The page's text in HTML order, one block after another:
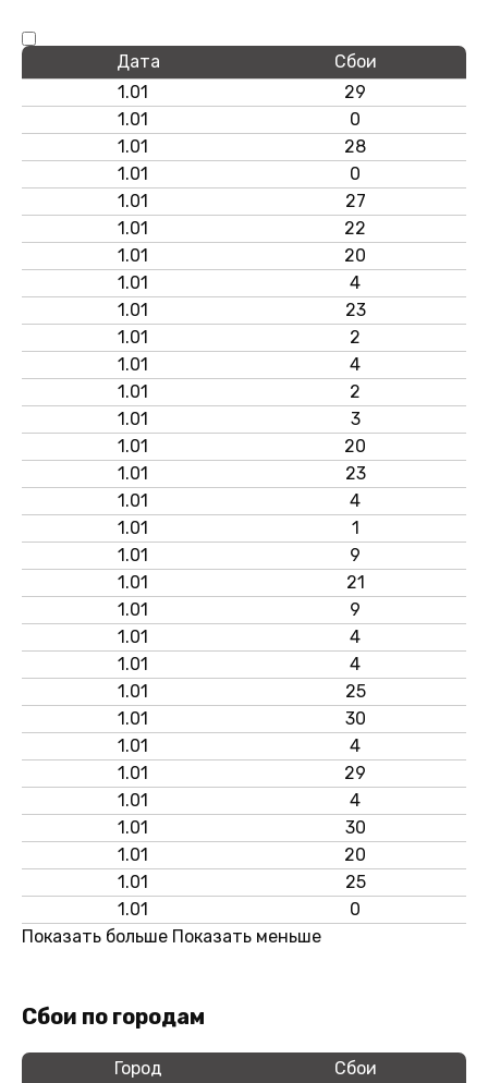
Дата
Сбои
1.01
29
1.01
0
1.01
28
1.01
0
1.01
27
1.01
22
1.01
20
1.01
4
1.01
23
1.01
2
1.01
4
1.01
2
1.01
3
1.01
20
1.01
23
1.01
4
1.01
1
1.01
9
1.01
21
1.01
9
1.01
4
1.01
4
1.01
25
1.01
30
1.01
4
1.01
29
1.01
4
1.01
30
1.01
20
1.01
25
1.01
0
Показать больше Показать меньше
Сбои по городам
Город
Сбои